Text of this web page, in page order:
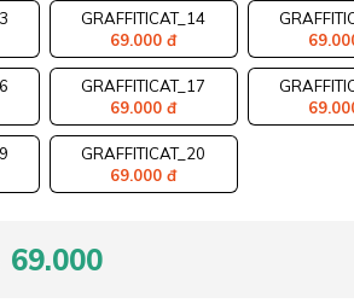
GRAFFITICAT_14
69.000 đ
GRAFFITICAT_17
69.000 đ
GRAFFITICAT_20
69.000 đ
69.000